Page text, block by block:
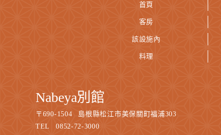
首頁
客房
該設施內
料理
Nabeya別館
〒 690-1504
島根縣松江市美保關町福浦303
TEL
0852-72-3000